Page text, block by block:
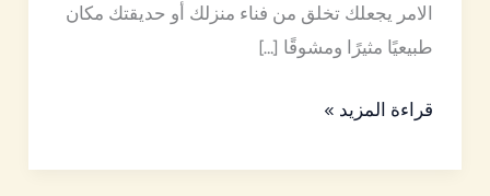
الامر يجعلك تخلق من فناء منزلك أو حديقتك مكان
طبيعيًا مثيرًا ومشوقًا […]
قراءة المزيد »